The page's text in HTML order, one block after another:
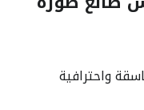
واحترافية